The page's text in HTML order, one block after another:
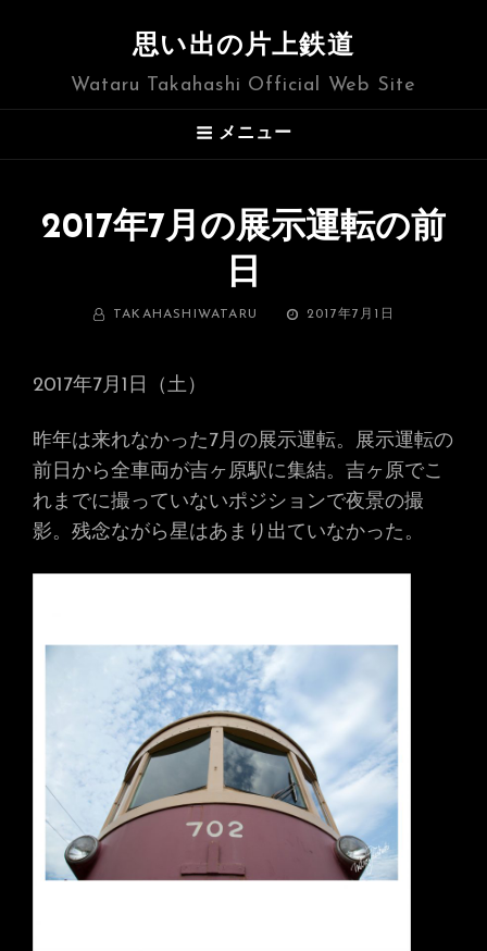
思い出の片上鉄道
Wataru Takahashi Official Web Site
メニュー
2017年7月の展示運転の前
日
BY TAKAHASHIWATARU
投
2017年7月1日
2017年7月1日（土）
昨年は来れなかった7月の展示運転。展示運転の
前日から全車両が吉ヶ原駅に集結。吉ヶ原でこ
れまでに撮っていないポジションで夜景の撮
影。残念ながら星はあまり出ていなかった。